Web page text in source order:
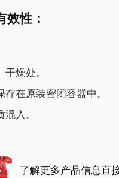
性：
燥处。
在原装密闭容器中。
入。
了解更多产品信息直